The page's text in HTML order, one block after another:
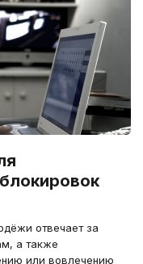
отвечает за
а также
или вовлечению